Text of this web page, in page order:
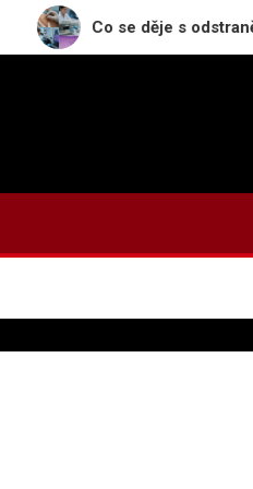
Co se děje s odstraněným